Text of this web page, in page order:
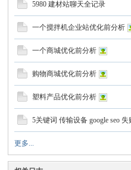
w.
5980 建材站聊天全记录
一个搅拌机企业站优化前分析
一个商城优化前分析
购物商城优化前分析
塑料产品优化前分析
5关键词 传输设备 google seo
更多...